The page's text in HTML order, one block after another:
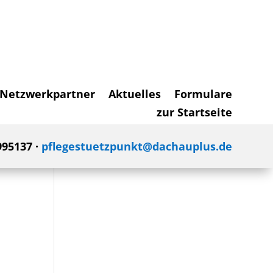
Netzwerkpartner Aktuelles
Formulare
zur Startseite
· pflegestuetzpunkt@dachauplus.de